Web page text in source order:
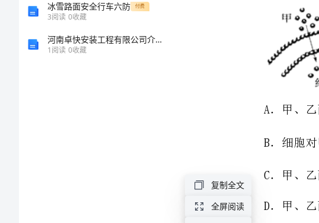
冰雪路面安全行车六防 付费
3阅读 0收藏
河南卓快安装工程有限公司介绍企业发展分析报告
1阅读 0收藏
复制全文
全屏阅读